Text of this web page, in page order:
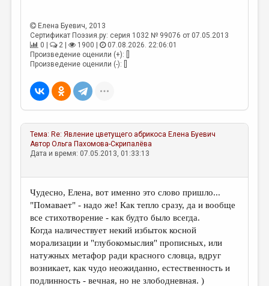
РЕДКОЛЛЕГИЯ
ОТ РЕДАКЦИИ
ЭССЕИСТИКА
КУЛЬТУРОВЕДЕНИЕ
ПУБЛИЦИСТИКА
РЕЦЕНЗИРОВАНИЕ
ЦИКЛЫ ПУБЛИКАЦИЙ
ТРЕДИАКОВСКИЙ
МЕДИА
ВКОНТАКТЕ
Елена Буевич, 2013
Сертификат Поэзия.ру: серия 1032 № 99076 от 07.05.2013
0 |
2 | 1900 |
07.08.2026. 22:06:01
Произведение оценили (+): []
Произведение оценили (-): []
Тема: Re: Явление цветущего абрикоса Елена Буевич
АвторОльга Пахомова-Скрипалёва
Дата и время: 07.05.2013, 01:33:13
Чудесно, Елена, вот именно это слово пришло...
"Помавает" - надо же! Как тепло сразу, да и вообще
все стихотворение - как будто было всегда.
Когда наличествует некий избыток косной
морализации и "глубокомыслия" прописных, или
натужных метафор ради красного словца, вдруг
возникает, как чудо неожиданно, естественность и
подлинность - вечная, но не злободневная. )